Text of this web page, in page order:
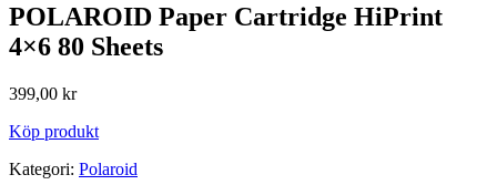
POLAROID Paper Cartridge HiPrint
4×6 80 Sheets
399,00 kr
Köp produkt
Kategori: Polaroid